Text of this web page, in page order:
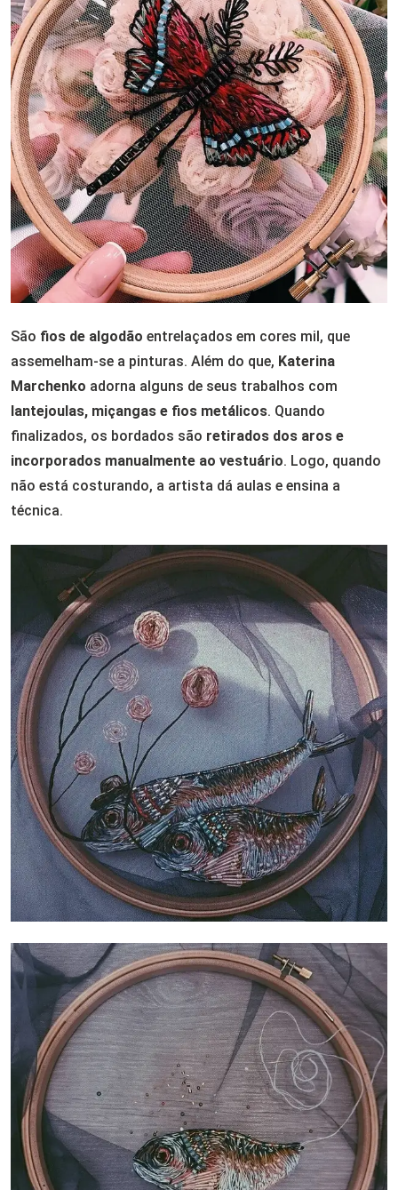
São fios de algodão entrelaçados em cores mil, que
assemelham-se a pinturas. Além do que, Katerina
Marchenko adorna alguns de seus trabalhos com
lantejoulas, miçangas e fios metálicos. Quando
finalizados, os bordados são retirados dos aros e
incorporados manualmente ao vestuário. Logo, quando
não está costurando, a artista dá aulas e ensina a
técnica.